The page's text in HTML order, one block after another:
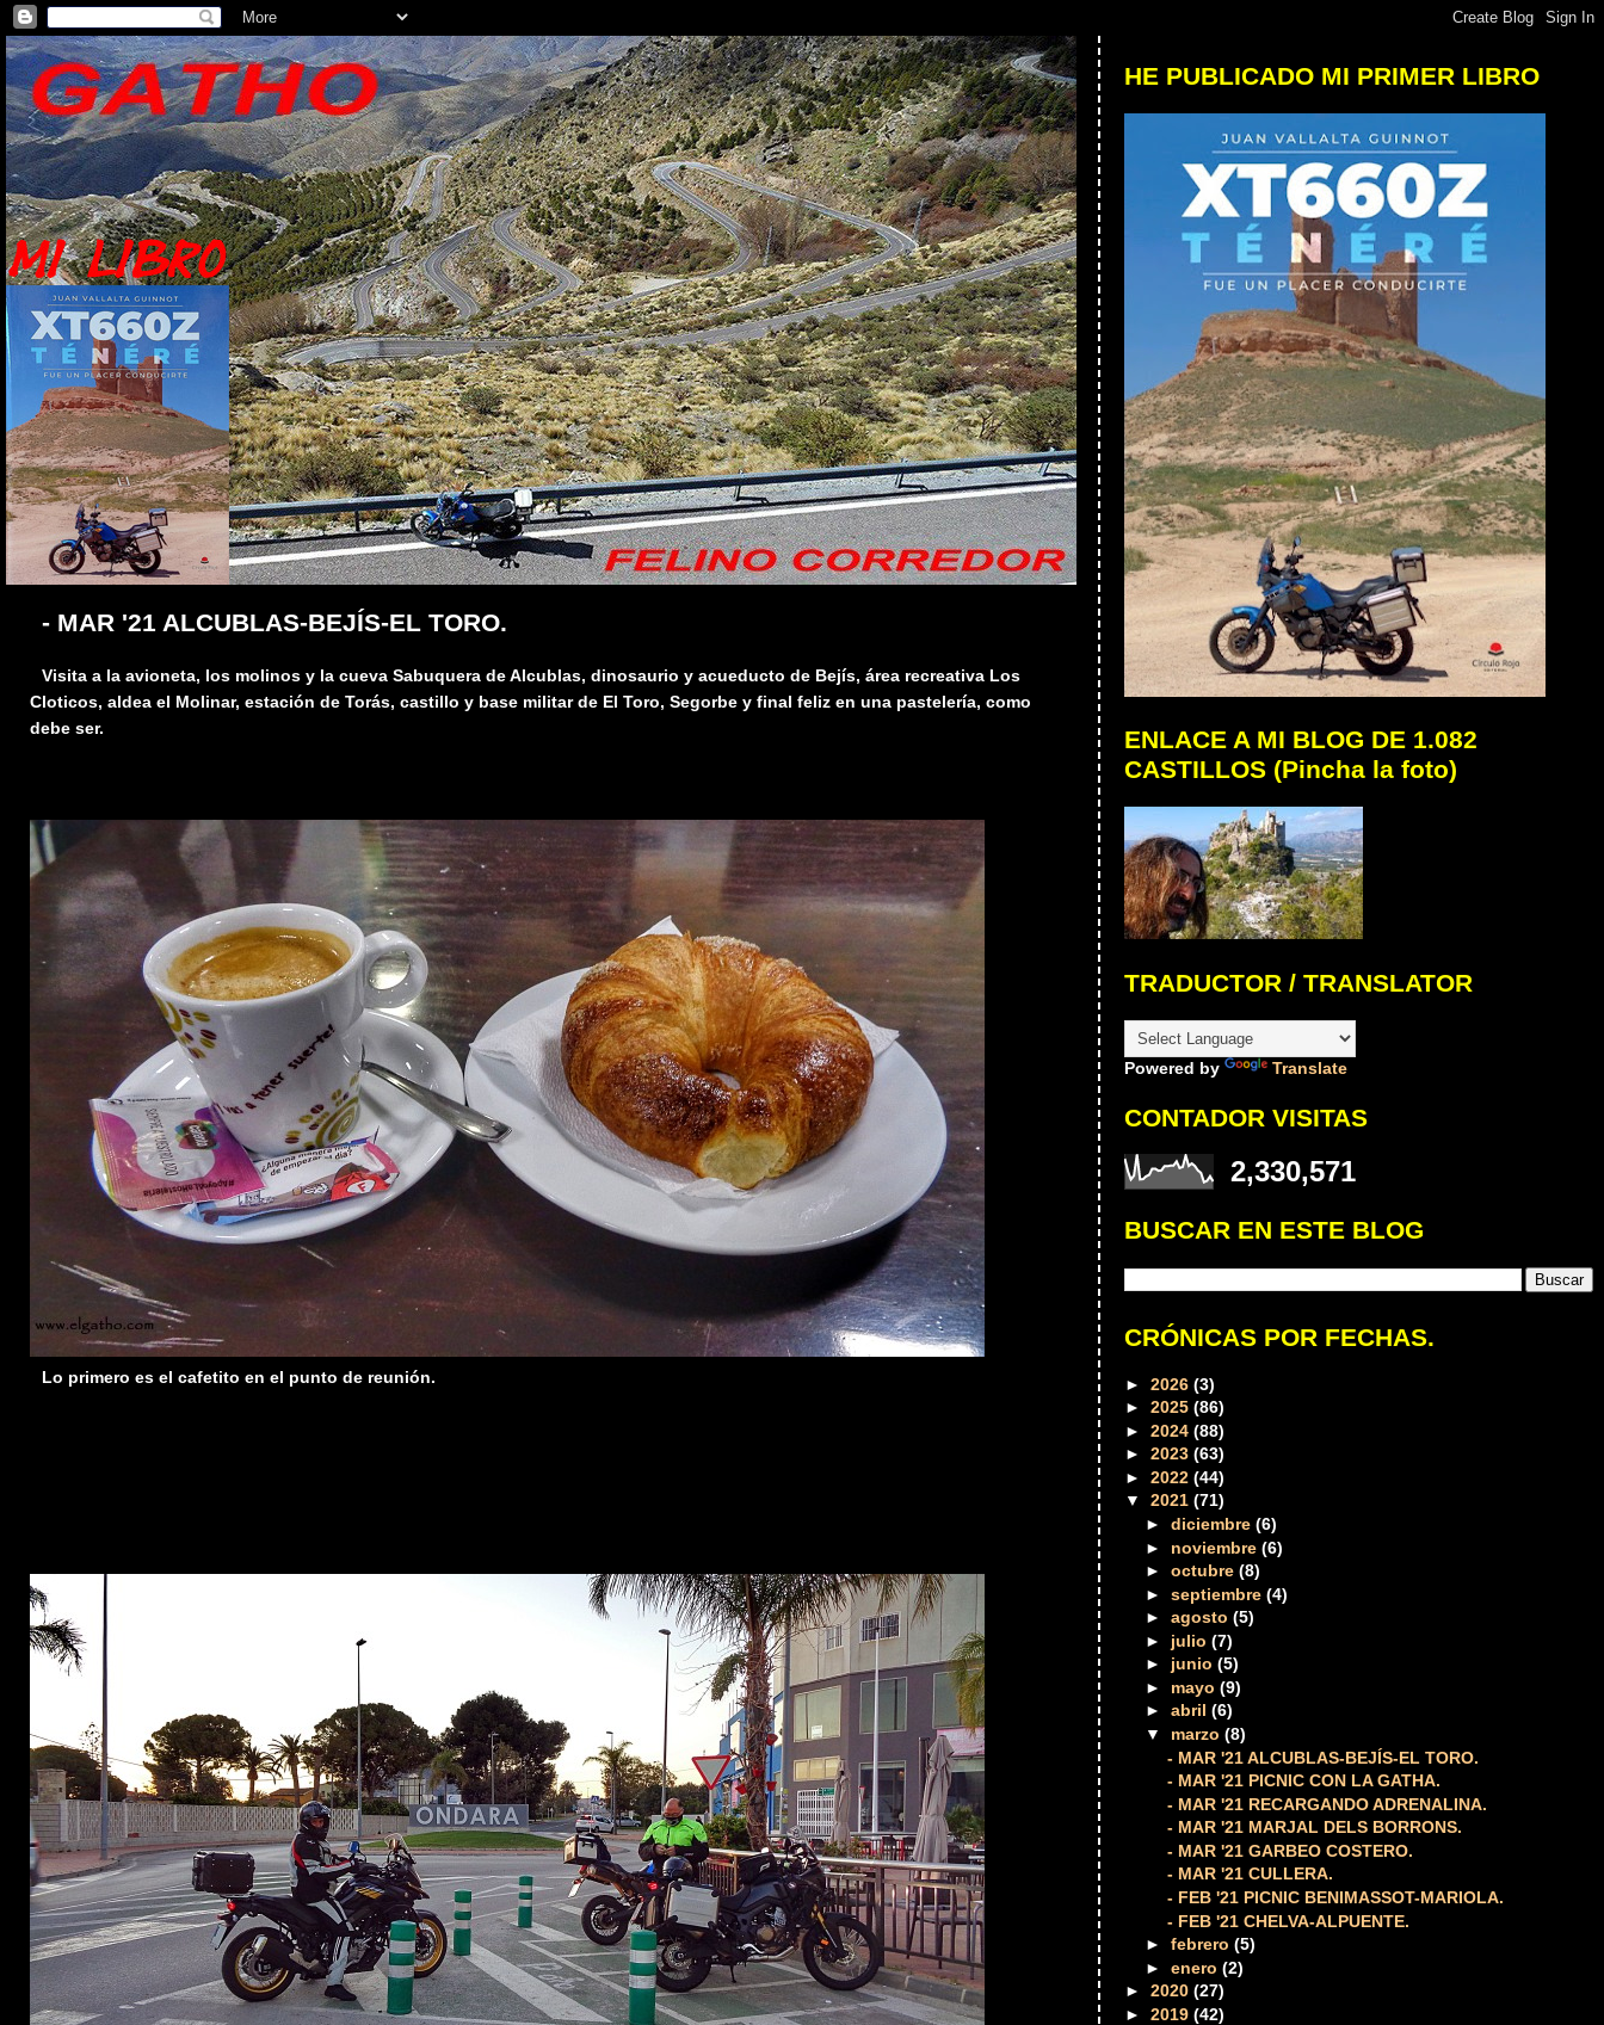
- MAR '21 ALCUBLAS-BEJÍS-EL TORO.
Visita a la avioneta, los molinos y la cueva Sabuquera de Alcublas, dinosaurio y acueducto de Bejís, área recreativa Los
Cloticos, aldea el Molinar, estación de Torás, castillo y base militar de El Toro, Segorbe y final feliz en una pastelería, como
debe ser.
Lo primero es el cafetito en el punto de reunión.
HE PUBLICADO MI PRIMER LIBRO
ENLACE A MI BLOG DE 1.082
CASTILLOS (Pincha la foto)
TRADUCTOR / TRANSLATOR
Powered by Translate
CONTADOR VISITAS
2,330,571
BUSCAR EN ESTE BLOG
CRÓNICAS POR FECHAS.
►2026(3)
►2025(86)
►2024(88)
►2023(63)
►2022(44)
▼2021(71)
►diciembre(6)
► noviembre(6)
►octubre(8)
►septiembre(4)
►agosto(5)
► julio(7)
► junio(5)
► mayo(9)
►abril(6)
▼ marzo(8)
- MAR '21 ALCUBLAS-BEJÍS-EL TORO.
- MAR '21 PICNIC CON LA GATHA.
- MAR '21 RECARGANDO ADRENALINA.
- MAR '21 MARJAL DELS BORRONS.
- MAR '21 GARBEO COSTERO.
- MAR '21 CULLERA.
- FEB '21 PICNIC BENIMASSOT-MARIOLA.
- FEB '21 CHELVA-ALPUENTE.
►febrero(5)
►enero(2)
►2020(27)
►2019(42)